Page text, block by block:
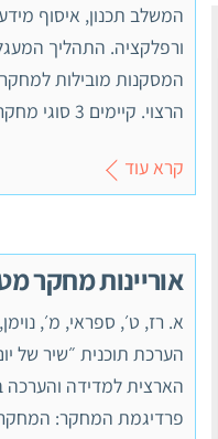
המשלב תכנון, איסוף
ורפלקציה. התהליך
המסקנות מובילות
הרצוי. קיימים 3 סוגי מחקר פעולה […]
קרא עוד
אוריינות מחקר
הערכת תוכנית ״שיר של
הארצית למדידה והערכה
פרדיגמת המחקר: המחקר